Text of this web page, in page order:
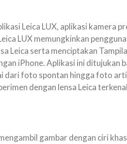
Leica LUX, aplikasi kamera
LUX memungkinkan
Leica serta menciptakan
iPhone. Aplikasi ini ditujukan
dari foto spontan hingga foto
dengan lensa Leica
gambar dengan ciri